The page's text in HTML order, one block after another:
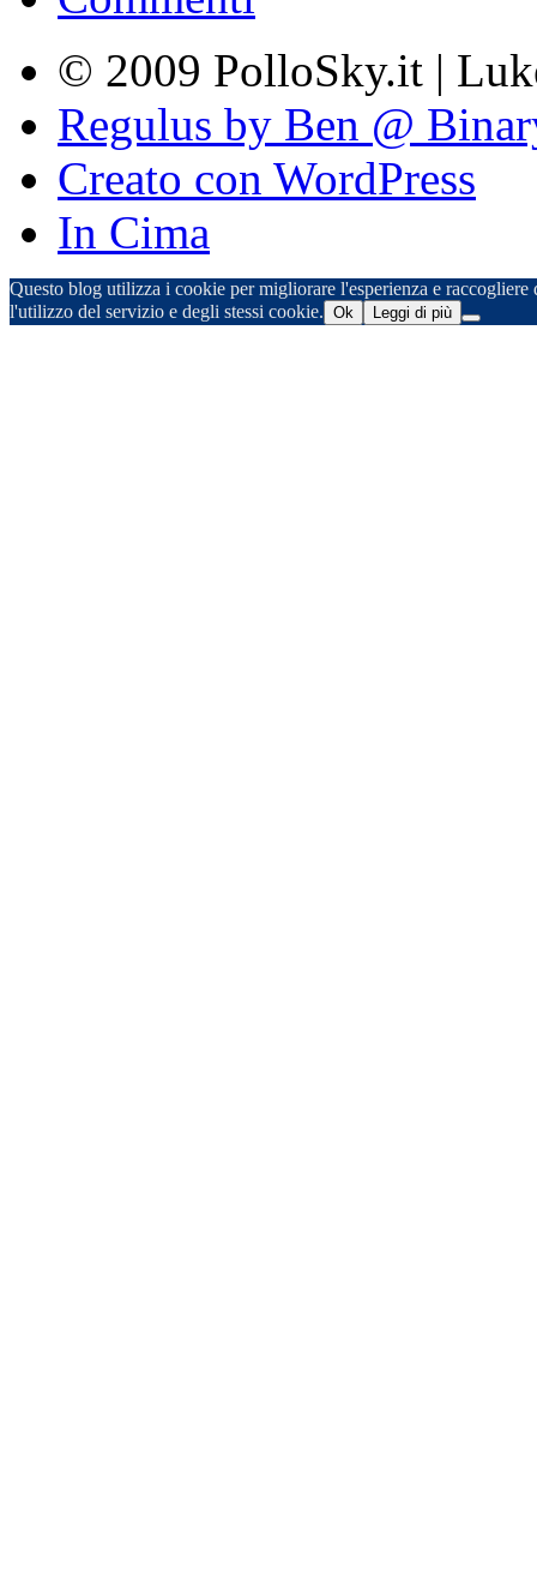
© 2009 PolloSky.it |
Regulus by Ben @
Creato con WordPress
In Cima
Questo blog utilizza i cookie per migliorare l'esperienza e
l'utilizzo del servizio e degli stessi cookie. Ok Leggi di più